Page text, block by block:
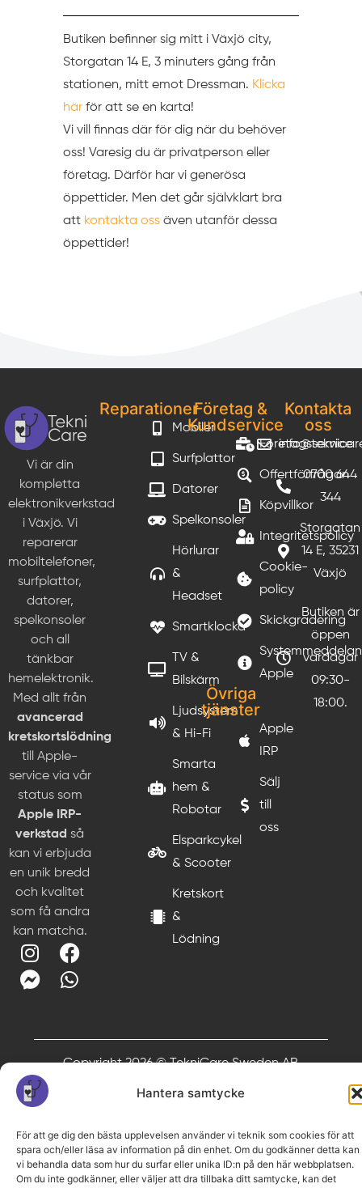
Hantera samtycke
För att ge dig den bästa upplevelsen använder vi teknik som cookies för att
spara och/eller läsa av information på din enhet. Om du godkänner detta kan
vi behandla data som hur du surfar eller unika ID:n på den här webbplatsen.
Om du inte godkänner, eller väljer att dra tillbaka ditt samtycke, kan det
Butiken befinner sig mitt i Växjö city,
Storgatan 14 E, 3 minuters gång från
stationen, mitt emot Dressman. Klicka
härför att se en karta!
Vi vill finnas där för dig när du behöver
oss! Varesig du är privatperson eller
företag. Därför har vi generösa
öppettider. Men det går självklart bra
att kontakta ossäven utanför dessa
öppettider!
Vi är din
kompletta
elektronikverkstad
i Växjö. Vi
reparerar
mobiltelefoner,
surfplattor,
datorer,
spelkonsoler
och all
tänkbar
hemelektronik.
Med allt från
avancerad
kretskortslödning
till Apple-
service via vår
status som
Apple IRP-
verkstad så
kan vi erbjuda
en unik bredd
och kvalitet
som få andra
kan matcha.
Reparationer
Mobiler
Surfplattor
Datorer
Spelkonsoler
Hörlurar
&
Headset
Smartklocka
TV &
Bilskärm
Ljudsystem
& Hi-Fi
Smarta
hem &
Robotar
Elsparkcykel
& Scooter
Kretskort
&
Lödning
Företag &
Kundservice
Företagsservice
Offertförfrågan
Köpvillkor
Integritetspolicy
Cookie-
policy
Skickgradering
Apple
Övriga
tjänster
Apple
IRP
Sälj
till
oss
Kontakta
oss
0700 644
344
Storgatan
14 E, 35231
Växjö
Butiken är
öppen
vardagar
09:30-
18:00.
Copyright 2026 © TekniCare Sweden AB